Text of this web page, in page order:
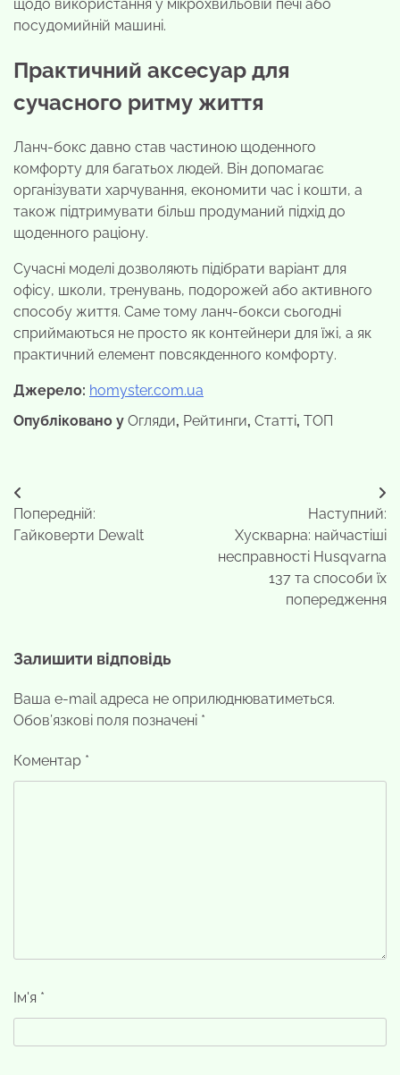
щодо використання у мікрохвильовій печі або
посудомийній машині.
Практичний аксесуар для
сучасного ритму життя
Ланч-бокс давно став частиною щоденного
комфорту для багатьох людей. Він допомагає
організувати харчування, економити час і кошти, а
також підтримувати більш продуманий підхід до
щоденного раціону.
Сучасні моделі дозволяють підібрати варіант для
офісу, школи, тренувань, подорожей або активного
способу життя. Саме тому ланч-бокси сьогодні
сприймаються не просто як контейнери для їжі, а як
практичний елемент повсякденного комфорту.
Джерело: homyster.com.ua
Опубліковано у Огляди, Рейтинги, Статті, ТОП
Навігація
записів
Попередній:
Гайковерти Dewalt
Наступний:
Хускварна: найчастіші
несправності Husqvarna
137 та способи їх
попередження
Залишити відповідь
Ваша e-mail адреса не оприлюднюватиметься.
Обов’язкові поля позначені *
Коментар *
Ім'я *